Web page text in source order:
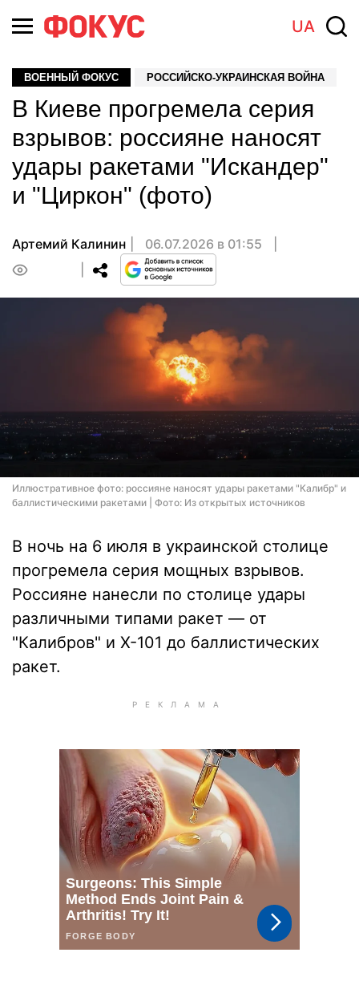
UA
ВОЕННЫЙ ФОКУС РОССИЙСКО-УКРАИНСКАЯ ВОЙНА
В Киеве прогремела серия
взрывов: россияне наносят
удары ракетами "Искандер"
и "Циркон" (фото)
Артемий Калинин
06.07.2026 в 01:55
Иллюстративное фото: россияне наносят удары ракетами "Калибр" и
баллистическими ракетами | Фото: Из открытых источников
В ночь на 6 июля в украинской столице
прогремела серия мощных взрывов.
Россияне нанесли по столице удары
различными типами ракет — от
"Калибров" и Х-101 до баллистических
ракет.